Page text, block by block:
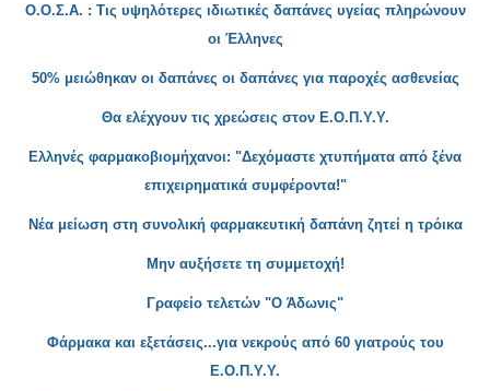
Ο.Ο.Σ.Α. : Τις υψηλότερες ιδιωτικές δαπάνες υγείας πληρώνουν
οι Έλληνες
50% μειώθηκαν οι δαπάνες οι δαπάνες για παροχές ασθενείας
Θα ελέχγουν τις χρεώσεις στον Ε.Ο.Π.Υ.Υ.
Ελληνές φαρμακοβιομήχανοι: "Δεχόμαστε χτυπήματα από ξένα
επιχειρηματικά συμφέροντα!"
Νέα μείωση στη συνολική φαρμακευτική δαπάνη ζητεί η τρόικα
Μην αυξήσετε τη συμμετοχή!
Γραφείο τελετών "Ο Άδωνις"
Φάρμακα και εξετάσεις...για νεκρούς από 60 γιατρούς του
Ε.Ο.Π.Υ.Υ.